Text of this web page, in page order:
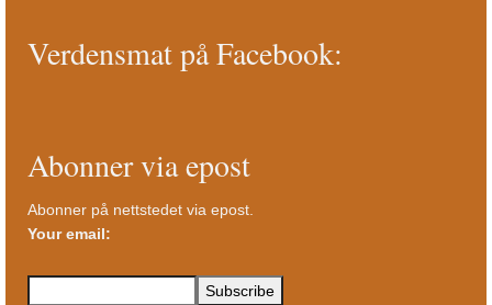
Verdensmat på Facebook:
Abonner via epost
Abonner på nettstedet via epost.
Your email: